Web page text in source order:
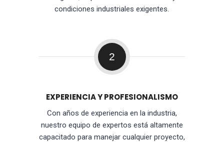
condiciones industriales exigentes.
2
EXPERIENCIA Y PROFESIONALISMO
Con años de experiencia en la industria,
nuestro equipo de expertos está altamente
capacitado para manejar cualquier proyecto,